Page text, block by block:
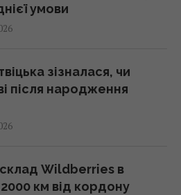
умови
зізналася, чи
після народження
Wildberries в
км від кордону